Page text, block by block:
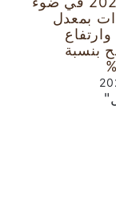
بمعدل
8% وارتفاع
بنسبة